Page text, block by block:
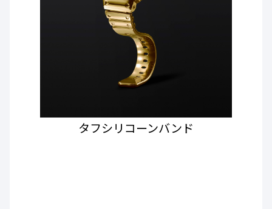
タフシリコーンバンド